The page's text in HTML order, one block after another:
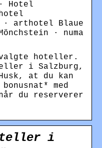
Hotel
· arthotel Blaue
· numa
hoteller.
i Salzburg,
at du kan
med
du reserverer
i